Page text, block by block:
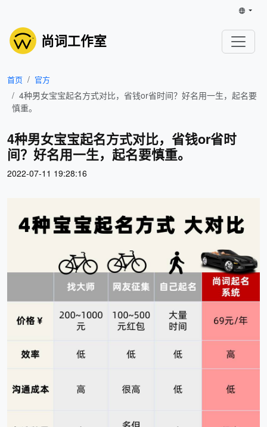
尚词工作室
首页 官方
4种男女宝宝起名方式对比，省钱or省时间？好名用一生，起名要
慎重。
4种男女宝宝起名方式对比，省钱or省时
间？好名用一生，起名要慎重。
2022-07-11 19:28:16